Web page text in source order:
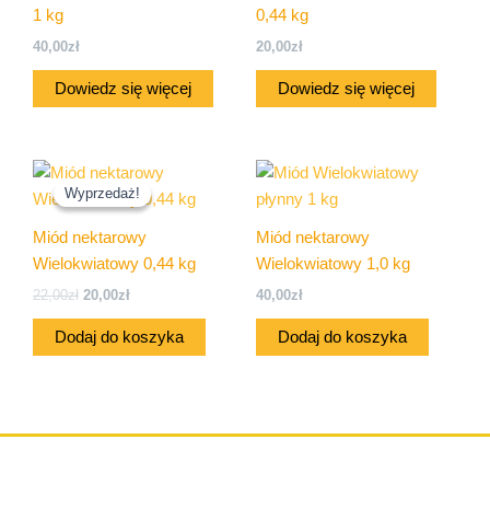
1 kg
40,00zł
Dowiedz się więcej
0,44 kg
20,00zł
Dowiedz się więcej
Wyprzedaż!
Wyprzedaż!
Miód nektarowy
Wielokwiatowy 0,44 kg
22,00zł
Pierwotna
wynosiła:
20,00zł
Aktualna
cena
wynosi:
Dodaj do koszyka
Miód nektarowy
Wielokwiatowy 1,0 kg
40,00zł
Dodaj do koszyka